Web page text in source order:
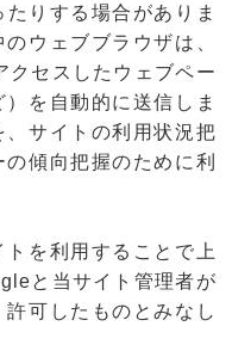
りする場合がありま
ウェブブラウザは、
クセスしたウェブペー
を自動的に送信しま
サイトの利用状況把
傾向把握のために利
を利用することで上
と当サイト管理者が
可したものとみなし